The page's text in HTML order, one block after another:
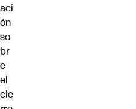
aci
ón
so
br
e
el
cie